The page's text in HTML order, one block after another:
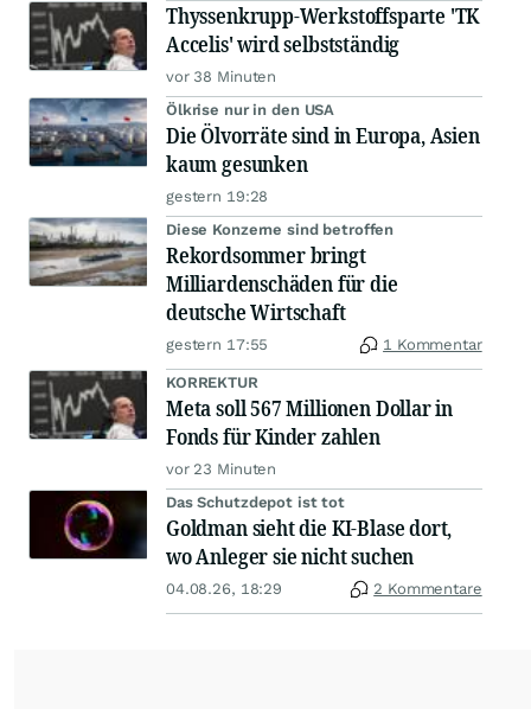
Thyssenkrupp-Werkstoffsparte 'TK
Accelis' wird selbstständig
vor 38 Minuten
Ölkrise nur in den USA
Die Ölvorräte sind in Europa, Asien
kaum gesunken
gestern 19:28
Diese Konzerne sind betroffen
Rekordsommer bringt
Milliardenschäden für die
deutsche Wirtschaft
gestern 17:55 1 Kommentar
KORREKTUR
Meta soll 567 Millionen Dollar in
Fonds für Kinder zahlen
vor 23 Minuten
Das Schutzdepot ist tot
Goldman sieht die KI-Blase dort,
wo Anleger sie nicht suchen
04.08.26, 18:29 2 Kommentare